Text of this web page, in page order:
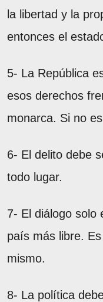
la libertad y la
entonces el
5- La República
esos derechos
monarca. Si no
6- El delito debe
todo lugar.
7- El diálogo solo
país más libre.
mismo.
8- La política